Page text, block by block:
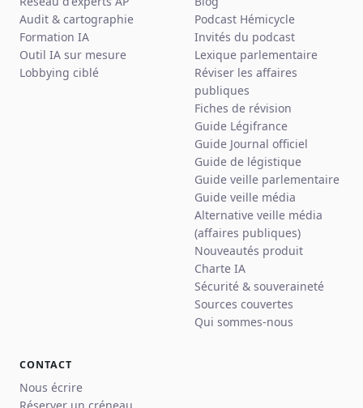
Audit & cartographie
Formation IA
Outil IA sur mesure
Lobbying ciblé
Podcast Hémicycle
Invités du podcast
Lexique parlementaire
Réviser les affaires
publiques
Fiches de révision
Guide Légifrance
Guide Journal officiel
Guide de légistique
Guide veille parlementaire
Guide veille média
Alternative veille média
(affaires publiques)
Nouveautés produit
Charte IA
Sécurité & souveraineté
Sources couvertes
Qui sommes-nous
CONTACT
Nous écrire